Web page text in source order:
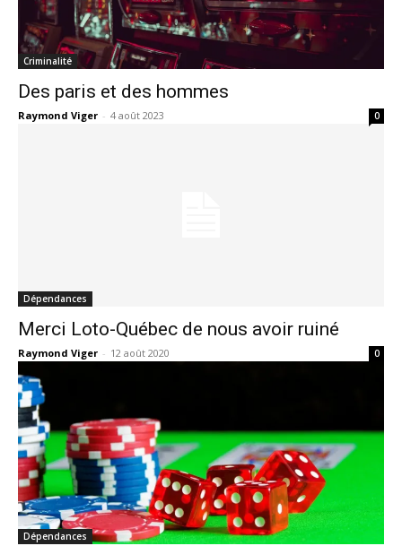
Criminalité
Des paris et des hommes
Raymond Viger - 4 août 2023 0
Dépendances
Merci Loto-Québec de nous avoir ruiné
Raymond Viger - 12 août 2020 0
Dépendances